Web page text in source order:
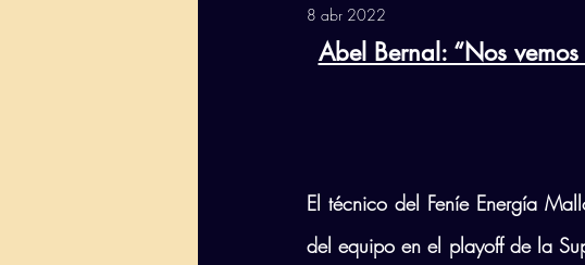
8 abr 2022
Abel Bernal: “Nos
El técnico del Feníe Energía
del equipo en el playoff de la